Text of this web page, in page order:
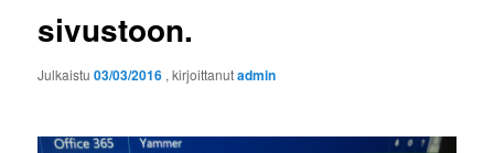
sivustoon.
Julkaistu03/03/2016 , kirjoittanutadmin